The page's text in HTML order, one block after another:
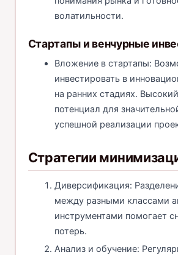
волатильности.
Стартапы и венчурные
Вложение в стартапы:
инвестировать в
на ранних стадиях.
потенциал для
успешной реализации
Стратегии
Диверсификация:
между разными классами
инструментами помогает
потерь.
Анализ и обучение: